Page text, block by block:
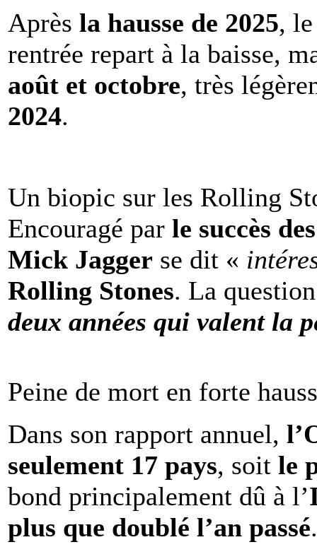
Après la hausse de 2025,
rentrée repart à la baisse,
août et octobre, très
2024.
Un biopic sur les Rolling
Encouragé par le succès
Mick Jagger se dit «
Rolling Stones. La
deux années qui valent la
Peine de mort en forte
Dans son rapport annuel,
seulement 17 pays, soit le
bond principalement dû à l’
plus que doublé l’an passé.